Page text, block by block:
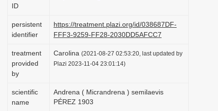
i
n
ID
persistent
identifier
https://treatment.plazi.org/id/038687DF-
FFF3-9259-FF28-2030DD5AFCC7
treatment
provided
by
Carolina (2021-08-27 02:53:20, last updated by
Plazi 2023-11-04 23:01:14)
scientific
name
Andrena ( Micrandrena ) semilaevis
PÉREZ 1903